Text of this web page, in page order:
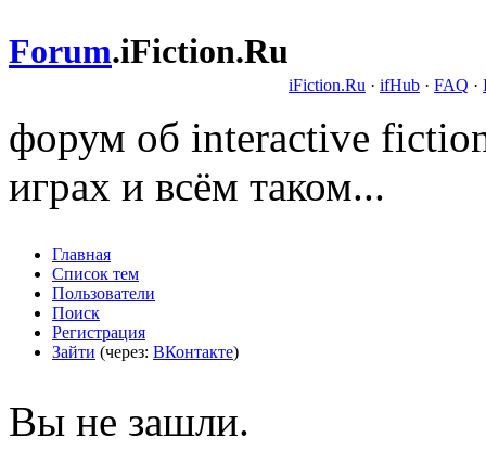
Forum.iFiction.Ru
iFiction.Ru · ifHub · FAQ ·
форум об interactive
играх и всём таком...
Главная
Список тем
Пользователи
Поиск
Регистрация
Зайти (через: ВКонтакте)
Вы не зашли.